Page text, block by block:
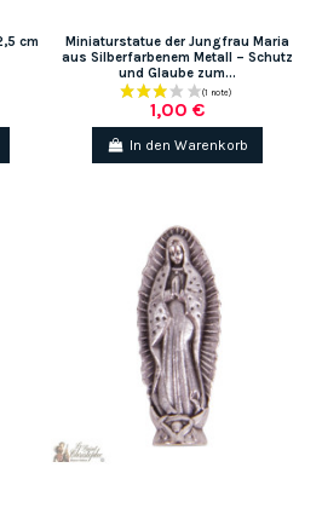
cm
Miniaturstatue der Jungfrau Maria
aus Silberfarbenem Metall – Schutz
und Glaube zum...
1,00 €
In den Warenkorb